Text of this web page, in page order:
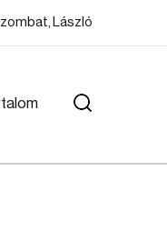
László